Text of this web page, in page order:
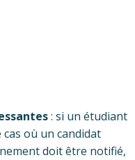
: si un étudiant
cas où un candidat
doit être notifié,